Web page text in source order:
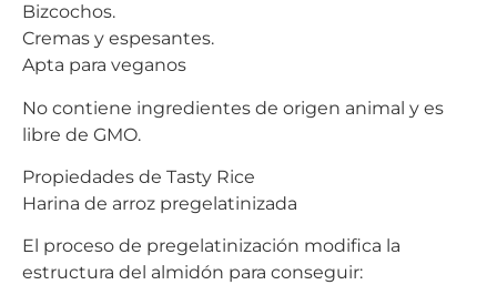
Bizcochos.
Cremas y espesantes.
Apta para veganos
No contiene ingredientes de origen animal y es
libre de GMO.
Propiedades de Tasty Rice
Harina de arroz pregelatinizada
El proceso de pregelatinización modifica la
estructura del almidón para conseguir: